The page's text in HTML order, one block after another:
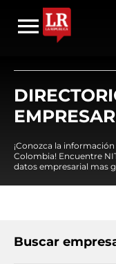
¡Conozca la
Colombia! Encuentre
datos empresarial mas
Buscar